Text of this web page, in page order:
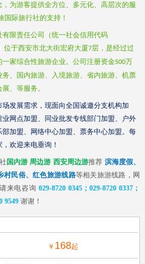
为游客提供全方位、多元化、高层次的服
国际旅行社的支持！
限责任公司（统一社会信用代码
位于西安市北大街宏府大厦7层，是经过过
一家综合性旅游企业。公司注册资金500万
、国内旅游、入境旅游、省内旅游、机票
、等服务。
场发展需求，现面向全国诚邀分支机构加
网点加盟、同业批发专线部门加盟、户外
加盟、网络中心加盟、票务中心加盟。每
欢迎来电垂询！
国内游 周边游 西安周边游推荐 滨海度假、
村民俗、红色旅游线路等相关旅游线路，网
来电咨询 029-8720 0345；029-8720 0337；
9549 谢谢！
￥ 168起